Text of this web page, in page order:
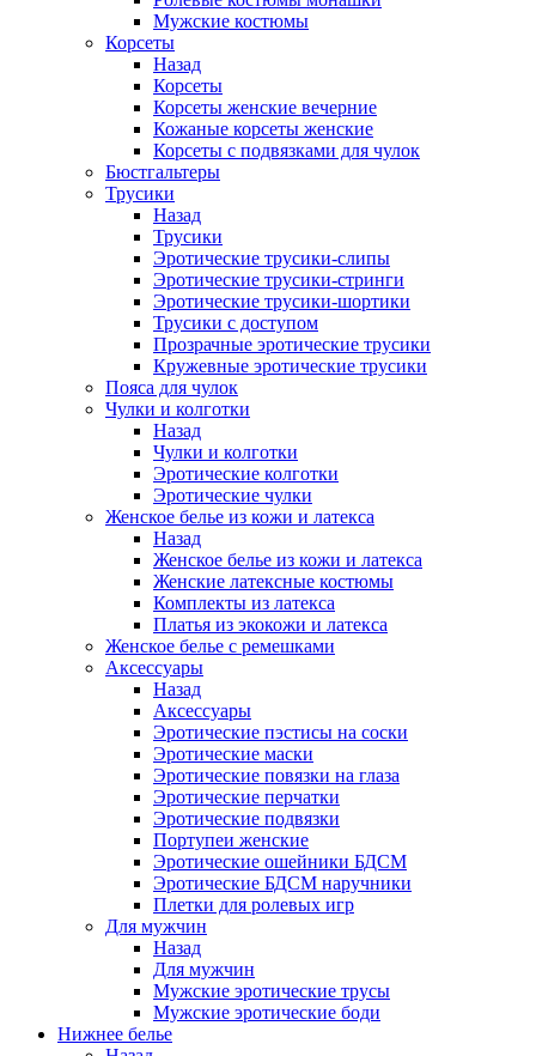
Мужские костюмы
Корсеты
Назад
Корсеты
Корсеты женские вечерние
Кожаные корсеты женские
Корсеты с подвязками для чулок
Бюстгальтеры
Трусики
Назад
Трусики
Эротические трусики-слипы
Эротические трусики-стринги
Эротические трусики-шортики
Трусики с доступом
Прозрачные эротические трусики
Кружевные эротические трусики
Пояса для чулок
Чулки и колготки
Назад
Чулки и колготки
Эротические колготки
Эротические чулки
Женское белье из кожи и латекса
Назад
Женское белье из кожи и латекса
Женские латексные костюмы
Комплекты из латекса
Платья из экокожи и латекса
Женское белье с ремешками
Аксессуары
Назад
Аксессуары
Эротические пэстисы на соски
Эротические маски
Эротические повязки на глаза
Эротические перчатки
Эротические подвязки
Портупеи женские
Эротические ошейники БДСМ
Эротические БДСМ наручники
Плетки для ролевых игр
Для мужчин
Назад
Для мужчин
Мужские эротические трусы
Мужские эротические боди
Нижнее белье